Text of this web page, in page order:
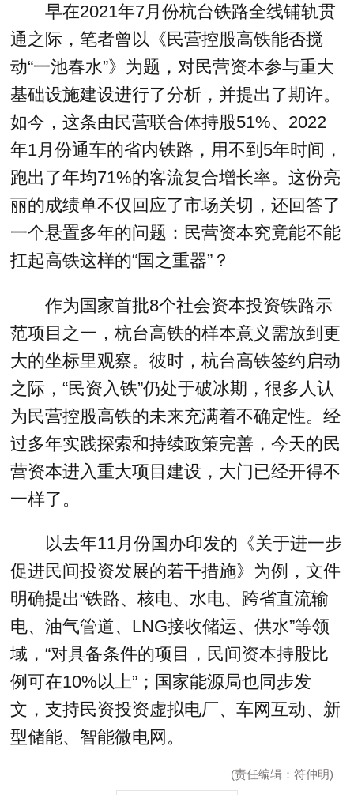
早在2021年7月份杭台铁路全线铺轨贯
通之际，笔者曾以《民营控股高铁能否搅
动“一池春水”》为题，对民营资本参与重大
基础设施建设进行了分析，并提出了期许。
如今，这条由民营联合体持股51%、2022
年1月份通车的省内铁路，用不到5年时间，
跑出了年均71%的客流复合增长率。这份亮
丽的成绩单不仅回应了市场关切，还回答了
一个悬置多年的问题：民营资本究竟能不能
扛起高铁这样的“国之重器”？
作为国家首批8个社会资本投资铁路示
范项目之一，杭台高铁的样本意义需放到更
大的坐标里观察。彼时，杭台高铁签约启动
之际，“民资入铁”仍处于破冰期，很多人认
为民营控股高铁的未来充满着不确定性。经
过多年实践探索和持续政策完善，今天的民
营资本进入重大项目建设，大门已经开得不
一样了。
以去年11月份国办印发的《关于进一步
促进民间投资发展的若干措施》为例，文件
明确提出“铁路、核电、水电、跨省直流输
电、油气管道、LNG接收储运、供水”等领
域，“对具备条件的项目，民间资本持股比
例可在10%以上”；国家能源局也同步发
文，支持民资投资虚拟电厂、车网互动、新
型储能、智能微电网。
(责任编辑：符仲明)